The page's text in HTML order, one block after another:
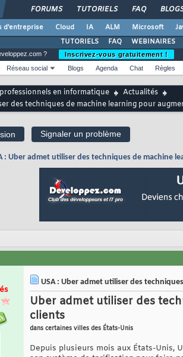
FORUMS TUTORIELS FAQ
d'entreprise Cloud IA ALM Microsoft
TUTORIELS
FAQ WEBINAIRES
?
Inscrivez-vous gratuitement !
Réseau social Blogs Agenda Chat Règles
en informatique
Actualités
des techniques de machine learning pour
Signaler un problème
: Uber admet utiliser des techniques de machine
USA : Uber admet utiliser des
Uber admet utiliser des
clients
dans certaines villes des États-Unis
Depuis plusieurs mois aux États-Unis,